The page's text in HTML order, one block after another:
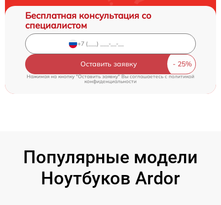
Бесплатная консультация со
специалистом
Оставить заявку
Нажимая на кнопку "Оставить заявку" Вы соглашаетесь cполитикой
конфиденциальности
Популярные модели
Ноутбуков Ardor